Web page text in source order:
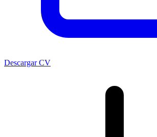
Descargar CV